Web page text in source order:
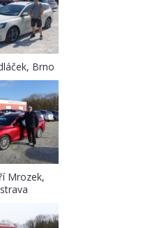
Brno
Mrozek,